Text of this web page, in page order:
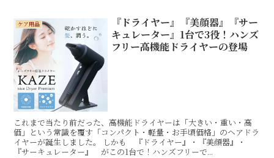
ケア用品
『ドライヤー』『美顔器』『サー
キュレーター』1台で3役！ハンズ
フリー高機能ドライヤーの登場
これまで当たり前だった、高機能ドライヤーは「大きい・重い・高
価」という常識を覆す「コンパクト・軽量・お手頃価格」のヘアドラ
イヤーが誕生しました。 しかも 『ドライヤー』・『美顔器』・
『サーキュレーター』 がこの1台で！ハンズフリーで...